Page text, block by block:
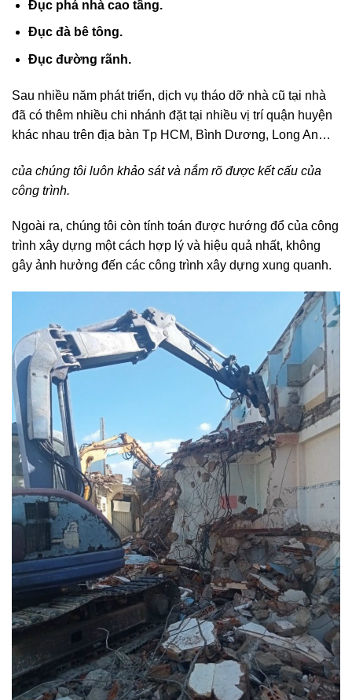
Đục phá nhà cao tầng.
Đục đà bê tông.
Đục đường rãnh.
Sau nhiều năm phát triển, dịch vụ tháo dỡ nhà cũ tại nhà
đã có thêm nhiều chi nhánh đặt tại nhiều vị trí quận huyện
khác nhau trên địa bàn Tp HCM, Bình Dương, Long An…
của chúng tôi luôn khảo sát và nắm rõ được kết cấu của
công trình.
Ngoài ra, chúng tôi còn tính toán được hướng đổ của công
trình xây dựng một cách hợp lý và hiệu quả nhất, không
gây ảnh hưởng đến các công trình xây dựng xung quanh.